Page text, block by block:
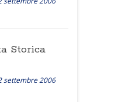
Storica
settembre 2006